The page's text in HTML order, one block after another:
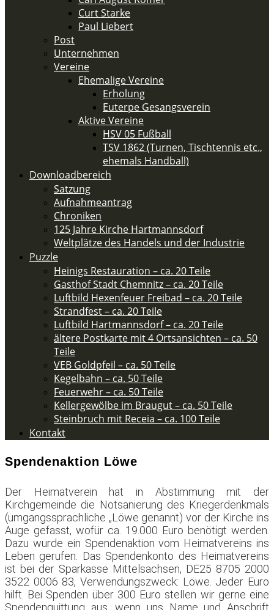
Curt Starke
Paul Liebert
Post
Unternehmen
Vereine
Ehemalige Vereine
Erholung
Euterpe Gesangsverein
Aktive Vereine
HSV 05 Fußball
TSV 1862 (Turnen, Tischtennis etc.,
ehemals Handball)
Downloadbereich
Satzung
Aufnahmeantrag
Chroniken
125 Jahre Kirche Hartmannsdorf
Weltplätze des Handels und der Industrie
Puzzle
Heinigs Restauration – ca. 20 Teile
Gasthof Stadt Chemnitz – ca. 20 Teile
Luftbild Hexenfeuer Freibad – ca. 20 Teile
Strandfest – ca. 20 Teile
Luftbild Hartmannsdorf – ca. 20 Teile
ältere Postkarte mit 4 Ortsansichten – ca. 50
Teile​
VEB Goldpfeil – ca. 50 Teile
Kegelbahn – ca. 50 Teile
Feuerwehr – ca. 50 Teile​
Kellergewölbe im Braugut – ca. 50 Teile
Steinbruch mit Receia – ca. 100 Teile
Kontakt
Spendenaktion Löwe
Der Heimatverein hat in Abstimmung mit der
Kirchgemeinde die Notsanierung des Kriegerdenkmals
(umgangssprachliche „Löwe genannt) vor der Kirche ins
Auge gefasst, wofür ca. 19.000 Euro benötigt werden.
Dazu wurde ein Spendenaktion vom Heimatvereins ins
Leben gerufen. Das Spendenkonto des Heimatvereins
ist bei der Sparkasse Mittelsachsen, DE25 8705 2000
3522 0006 83, Verwendungszweck: Löwe. Jeder Euro
hilft. Bei Spenden über 300 Euro stellen wir gerne eine
Spendenquittung aus, wenn uns Name und Anschrift